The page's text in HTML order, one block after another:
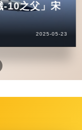
-10之父」宋
2025-05-23